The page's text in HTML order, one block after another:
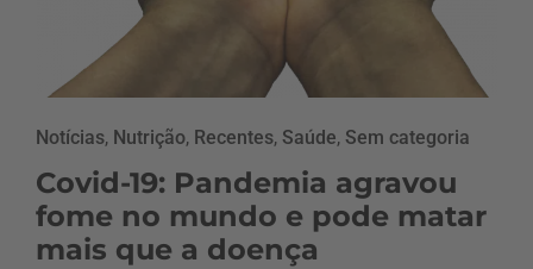
Notícias, Nutrição, Recentes, Saúde, Sem categoria
Covid-19: Pandemia agravou
fome no mundo e pode matar
mais que a doença